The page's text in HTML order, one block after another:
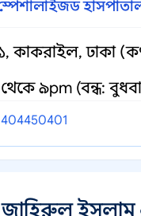
কাকরাইল, ঢাকা
৯pm (বন্ধ:
ইসলাম